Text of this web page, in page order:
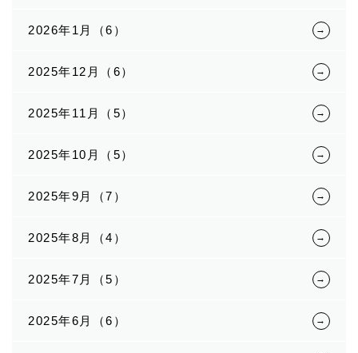
2026年1月（6）
2025年12月（6）
2025年11月（5）
2025年10月（5）
2025年9月（7）
2025年8月（4）
2025年7月（5）
2025年6月（6）